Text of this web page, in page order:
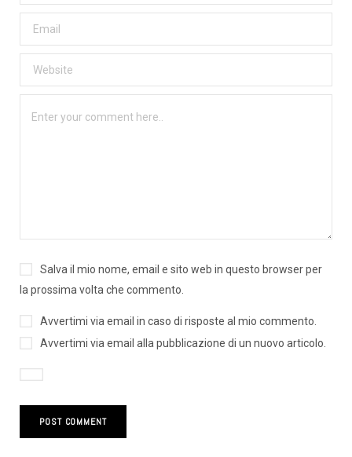
Salva il mio nome, email e sito web in questo browser per
la prossima volta che commento.
Avvertimi via email in caso di risposte al mio commento.
Avvertimi via email alla pubblicazione di un nuovo articolo.